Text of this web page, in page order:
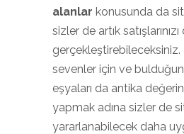
alanlar konusunda da
sizler de artık satışlarınızı
gerçekleştirebileceksiniz.
sevenler için ve
eşyaları da antika
yapmak adına sizler de
yararlanabilecek daha